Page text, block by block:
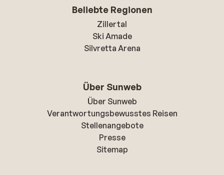
Beliebte Regionen
Zillertal
Ski Amade
Silvretta Arena
Über Sunweb
Über Sunweb
Verantwortungsbewusstes Reisen
Stellenangebote
Presse
Sitemap